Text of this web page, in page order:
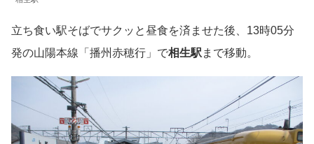
立ち食い駅そばでサクッと昼食を済ませた後、13時05分
発の山陽本線「播州赤穂行」で相生駅 まで移動。